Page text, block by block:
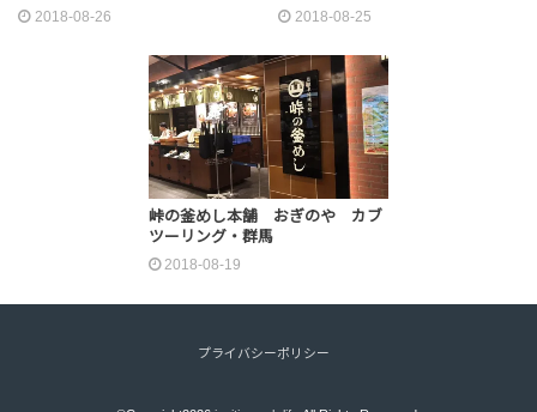
2018-08-26 2018-08-25
峠の釜めし本舗 おぎのや カブ
ツーリング・群馬
2018-08-19
プライバシーポリシー